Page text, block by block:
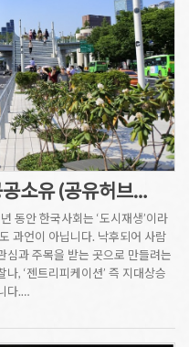
소유 (공유허브…
동안 한국사회는 ‘도시재생’이라
과언이 아닙니다. 낙후되어 사람
심과 주목을 받는 곳으로 만들려는
, ‘젠트리피케이션’ 즉 지대상승
다.…